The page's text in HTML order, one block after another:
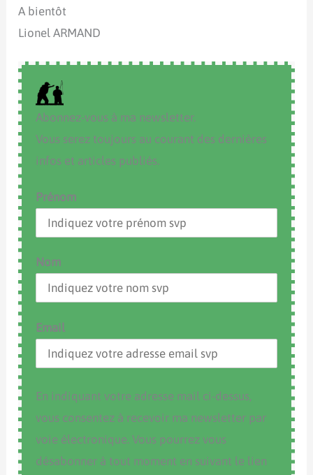
A bientôt
Lionel ARMAND
Abonnez-vous à ma newsletter.
Vous serez toujours au courant des dernières
infos et articles publiés.
Prénom
Nom
Email
En indiquant votre adresse mail ci-dessus,
vous consentez à recevoir ma newsletter par
voie électronique. Vous pourrez vous
désabonner à tout moment en suivant le lien